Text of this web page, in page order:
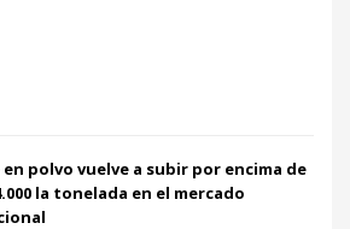
en polvo vuelve a subir por encima de
la tonelada en el mercado